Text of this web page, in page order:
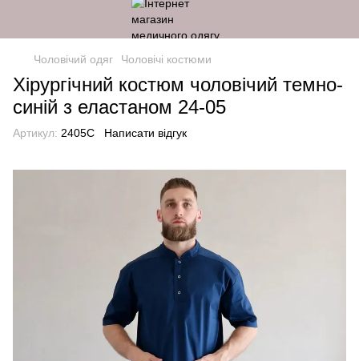
Чоловічий одяг Чоловічі костюми
Хірургічний костюм чоловічий темно-
синій з еластаном 24-05
Артикул: 2405C Написати відгук